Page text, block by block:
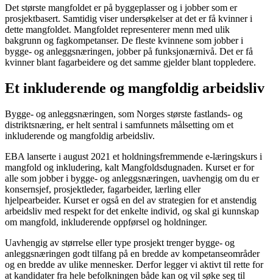
Det største mangfoldet er på byggeplasser og i jobber som er
prosjektbasert. Samtidig viser undersøkelser at det er få kvinner i
dette mangfoldet. Mangfoldet representerer menn med ulik
bakgrunn og fagkompetanser. De fleste kvinnene som jobber i
bygge- og anleggsnæringen, jobber på funksjonærnivå. Det er få
kvinner blant fagarbeidere og det samme gjelder blant toppledere.
Et inkluderende og mangfoldig arbeidsliv
Bygge- og anleggsnæringen, som Norges største fastlands- og
distriktsnæring, er helt sentral i samfunnets målsetting om et
inkluderende og mangfoldig arbeidsliv.
EBA lanserte i august 2021 et holdningsfremmende e-læringskurs i
mangfold og inkludering, kalt Mangfoldsdugnaden. Kurset er for
alle som jobber i bygge- og anleggsnæringen, uavhengig om du er
konsernsjef, prosjektleder, fagarbeider, lærling eller
hjelpearbeider. Kurset er også en del av strategien for et anstendig
arbeidsliv med respekt for det enkelte individ, og skal gi kunnskap
om mangfold, inkluderende oppførsel og holdninger.
Uavhengig av størrelse eller type prosjekt trenger bygge- og
anleggsnæringen godt tilfang på en bredde av kompetanseområder
og en bredde av ulike mennesker. Derfor legger vi aktivt til rette for
at kandidater fra hele befolkningen både kan og vil søke seg til